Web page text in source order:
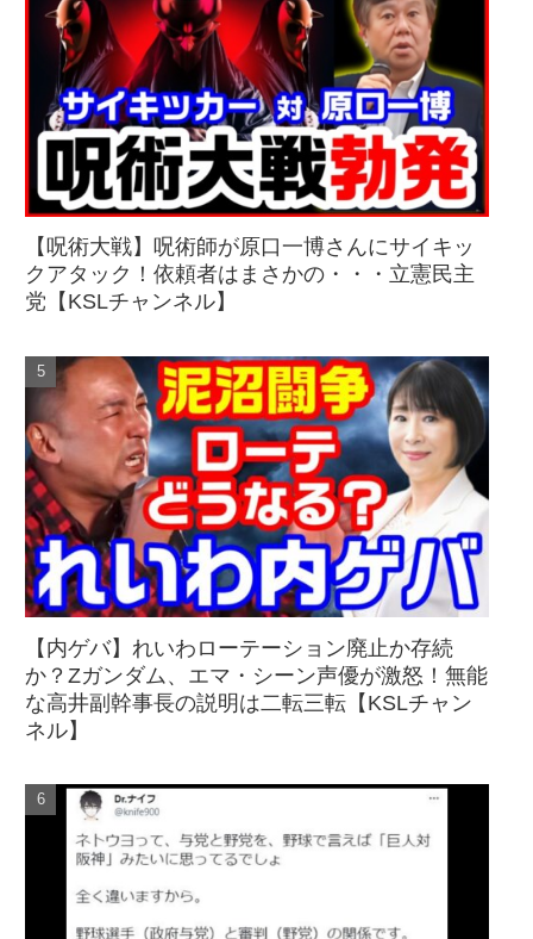
【呪術大戦】呪術師が原口一博さんにサイキッ
クアタック！依頼者はまさかの・・・立憲民主
党【KSLチャンネル】
【内ゲバ】れいわローテーション廃止か存続
か？Zガンダム、エマ・シーン声優が激怒！無能
な高井副幹事長の説明は二転三転【KSLチャン
ネル】